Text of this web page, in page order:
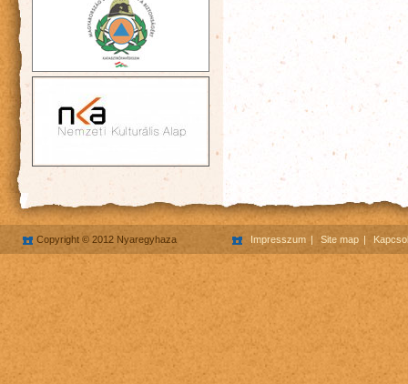
Copyright © 2012 Nyaregyhaza Impresszum Site map